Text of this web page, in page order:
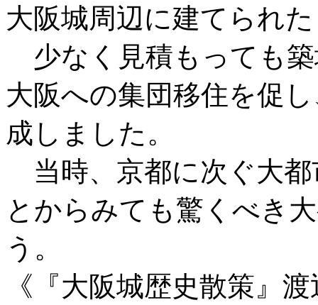
大阪城周辺に建てられ
少なく見積もっても築
大阪への集団移住を促
成しました。
当時、京都に次ぐ大都
とからみても驚くべき
う。
《『大阪城歴史散策』